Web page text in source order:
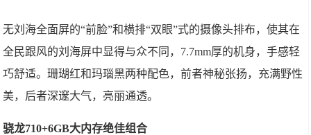
无刘海全面屏的“前脸”和横排“双眼”式的摄像头排布，使其在
全民跟风的刘海屏中显得与众不同，7.7mm厚的机身，手感轻
巧舒适。珊瑚红和玛瑙黑两种配色，前者神秘张扬，充满野性
美，后者深邃大气，亮丽通透。
骁龙710+6GB大内存绝佳组合